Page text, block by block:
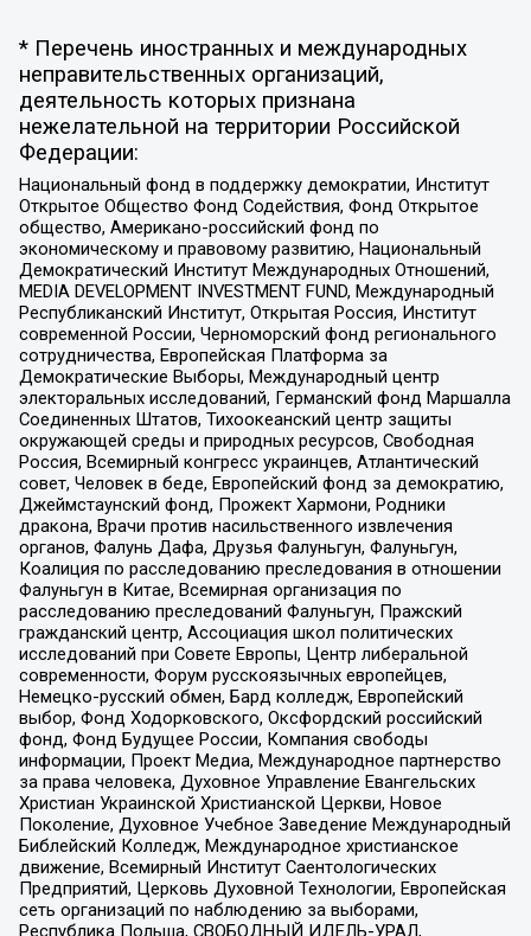
* Перечень иностранных и международных
неправительственных организаций,
деятельность которых признана
нежелательной на территории Российской
Федерации:
Национальный фонд в поддержку демократии, Институт
Открытое Общество Фонд Содействия, Фонд Открытое
общество, Американо-российский фонд по
экономическому и правовому развитию, Национальный
Демократический Институт Международных Отношений,
MEDIA DEVELOPMENT INVESTMENT FUND, Международный
Республиканский Институт, Открытая Россия, Институт
современной России, Черноморский фонд регионального
сотрудничества, Европейская Платформа за
Демократические Выборы, Международный центр
электоральных исследований, Германский фонд Маршалла
Соединенных Штатов, Тихоокеанский центр защиты
окружающей среды и природных ресурсов, Свободная
Россия, Всемирный конгресс украинцев, Атлантический
совет, Человек в беде, Европейский фонд за демократию,
Джеймстаунский фонд, Прожект Хармони, Родники
дракона, Врачи против насильственного извлечения
органов, Фалунь Дафа, Друзья Фалуньгун, Фалуньгун,
Коалиция по расследованию преследования в отношении
Фалуньгун в Китае, Всемирная организация по
расследованию преследований Фалуньгун, Пражский
гражданский центр, Ассоциация школ политических
исследований при Совете Европы, Центр либеральной
современности, Форум русскоязычных европейцев,
Немецко-русский обмен, Бард колледж, Европейский
выбор, Фонд Ходорковского, Оксфордский российский
фонд, Фонд Будущее России, Компания свободы
информации, Проект Медиа, Международное партнерство
за права человека, Духовное Управление Евангельских
Христиан Украинской Христианской Церкви, Новое
Поколение, Духовное Учебное Заведение Международный
Библейский Колледж, Международное христианское
движение, Всемирный Институт Саентологических
Предприятий, Церковь Духовной Технологии, Европейская
сеть организаций по наблюдению за выборами,
Республика Польша, СВОБОДНЫЙ ИДЕЛЬ-УРАЛ,